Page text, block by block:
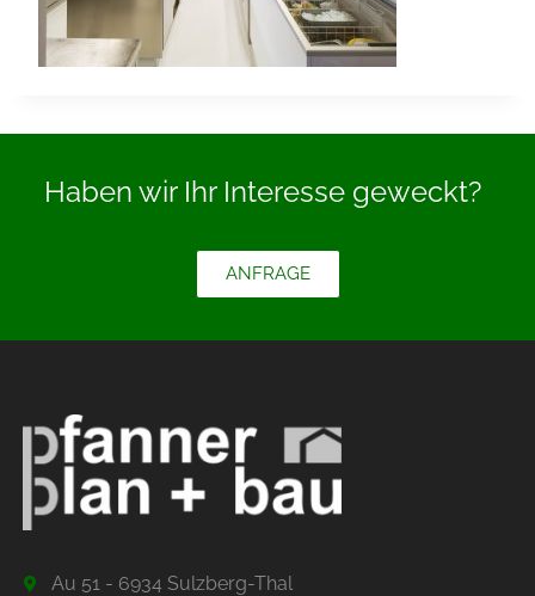
Haben wir Ihr Interesse geweckt?
ANFRAGE
Au 51 - 6934 Sulzberg-Thal